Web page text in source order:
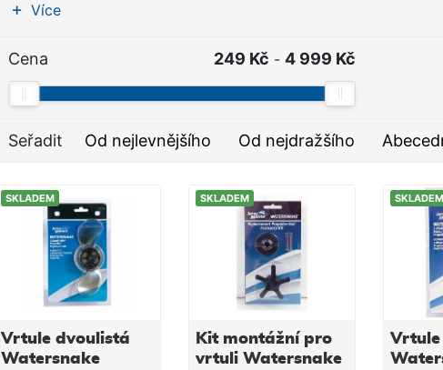
Více
Cena 249 Kč - 4 999 Kč
Seřadit Od nejlevnějšího Od nejdražšího
SKLADEM
Vrtule dvoulistá
Watersnake
SKLADEM
Kit montážní pro
vrtuli Watersnake
SKLADEM